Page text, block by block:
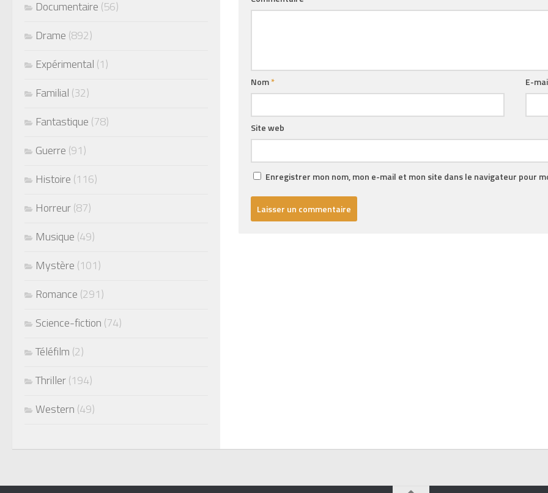
Nom* E-
Site web
Enregistrer mon nom, mon e-mail et mon site dans le navigateur pour
Documentaire (56)
Drame (892)
Expérimental (1)
Familial (32)
Fantastique (78)
Guerre (91)
Histoire (116)
Horreur(87)
Musique (49)
Mystère (101)
Romance (291)
Science-fiction (74)
Téléfilm (2)
Thriller(194)
Western (49)